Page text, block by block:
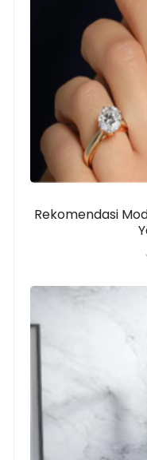
Rekomendasi